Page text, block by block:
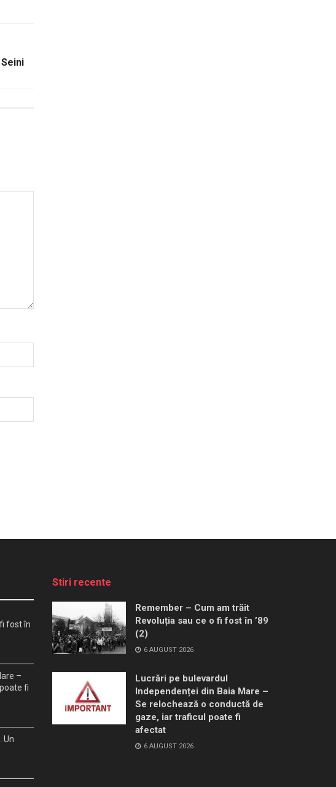
fost în
–
fi
Un
Stiri recente
Remember – Cum am trăit
Revoluția sau ce o fi fost în ’89
(2)
6 AUGUST 2026
Lucrări pe bulevardul
Independenței din Baia Mare –
Se relochează o conductă de
gaze, iar traficul poate fi
afectat
6 AUGUST 2026